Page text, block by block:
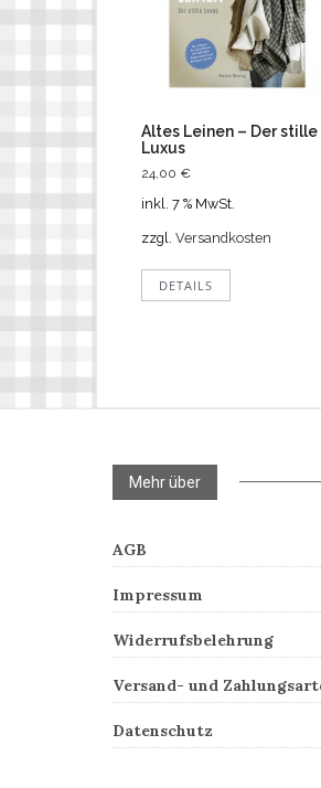
Altes Leinen – Der stille
Luxus
24,00 €
inkl. 7 % MwSt.
zzgl. Versandkosten
DETAILS
Mehr über
AGB
Impressum
Widerrufsbelehrung
Versand- und
Datenschutz